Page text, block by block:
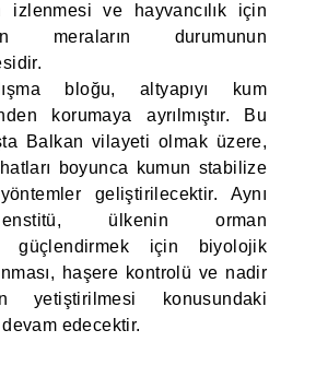
izlenmesi ve hayvancılık için
meraların durumunun
bloğu, altyapıyı kum
korumaya ayrılmıştır. Bu
Balkan vilayeti olmak üzere,
boyunca kumun stabilize
geliştirilecektir. Aynı
ülkenin orman
güçlendirmek için biyolojik
haşere kontrolü ve nadir
yetiştirilmesi konusundaki
devam edecektir.